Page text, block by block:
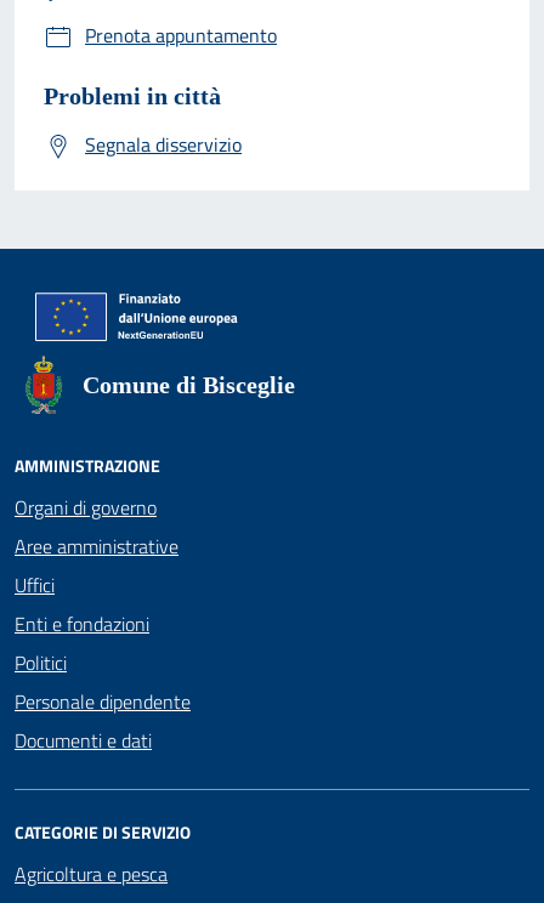
Prenota appuntamento
Problemi in città
Segnala disservizio
Comune di Bisceglie
AMMINISTRAZIONE
Organi di governo
Aree amministrative
Uffici
Enti e fondazioni
Politici
Personale dipendente
Documenti e dati
CATEGORIE DI SERVIZIO
Agricoltura e pesca